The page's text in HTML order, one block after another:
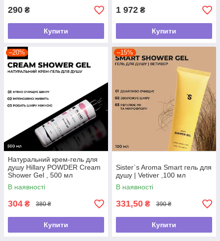
290 ₴
Купити
1 972 ₴
Купити
–20%
Натуральний крем-гель для
душу Hillary POWDER Cream
Shower Gel , 500 мл
В наявності
304 ₴ 380 ₴
Купити
–15%
Sister`s Aroma Smart гель для
душу | Vetiver ,100 мл
В наявності
331,50 ₴ 390 ₴
Купити